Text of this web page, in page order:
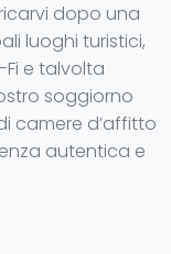
dopo una
luoghi turistici,
Fi e talvolta
soggiorno
camere d’affitto
autentica e